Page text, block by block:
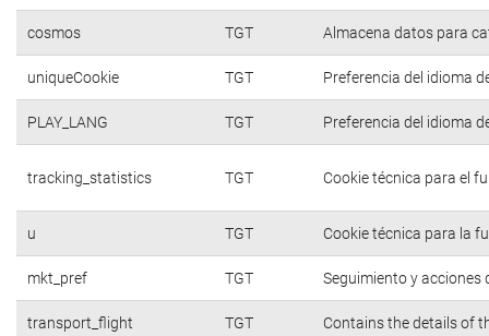
cosmos TGT Almacena datos para
uniqueCookie TGT Preferencia del idioma
PLAY_LANG TGT Preferencia del idioma
tracking_statistics TGT Cookie técnica para el
u TGT Cookie técnica para la
mkt_pref TGT Seguimiento y acciones
transport_flight TGT Contains the details of